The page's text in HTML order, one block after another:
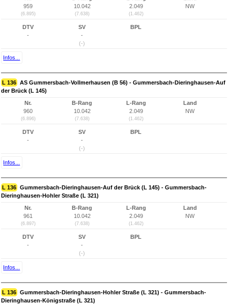
959
(6.895)
10.042
(7.638)
2.049
(1.462)
NW
DTV
-
SV
-
(-)
BPL
Infos...
L 136 AS Gummersbach-Vollmerhausen (B 56) - Gummersbach-Dieringhausen-Auf
der Brück (L 145)
Nr.
960
(6.896)
B-Rang
10.042
(7.638)
L-Rang
2.049
(1.462)
Land
NW
DTV
-
SV
-
(-)
BPL
Infos...
L 136 Gummersbach-Dieringhausen-Auf der Brück (L 145) - Gummersbach-
Dieringhausen-Hohler Straße (L 321)
Nr.
961
(6.897)
B-Rang
10.042
(7.638)
L-Rang
2.049
(1.462)
Land
NW
DTV
-
SV
-
(-)
BPL
Infos...
L 136 Gummersbach-Dieringhausen-Hohler Straße (L 321) - Gummersbach-
Dieringhausen-Königstraße (L 321)